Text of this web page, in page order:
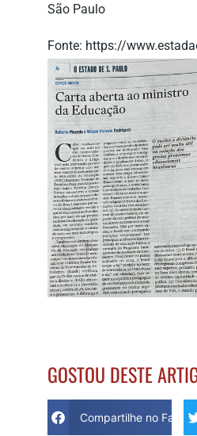
São Paulo
Fonte: https://
GOSTOU DESTE
Compartilhe no